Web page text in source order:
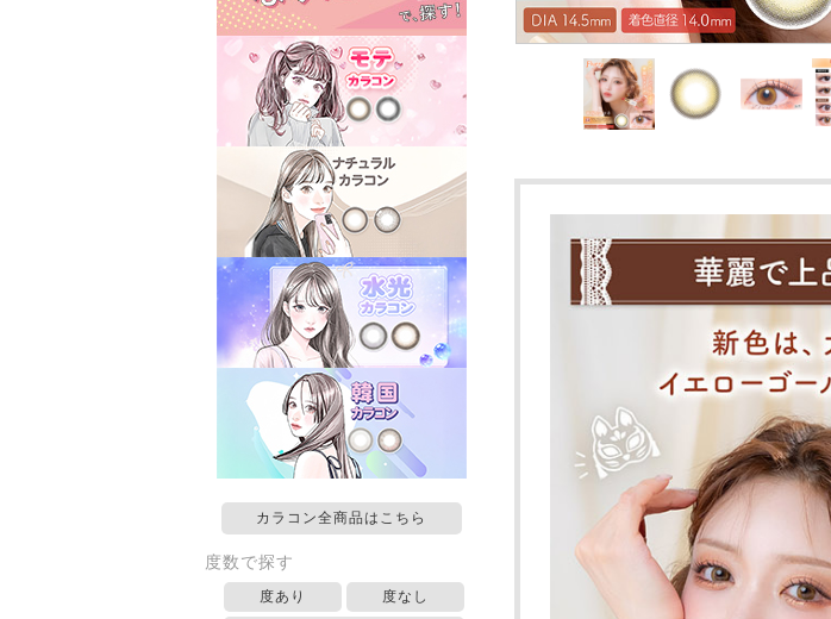
カラコン全商品はこちら
度数で探す
度あり 度なし